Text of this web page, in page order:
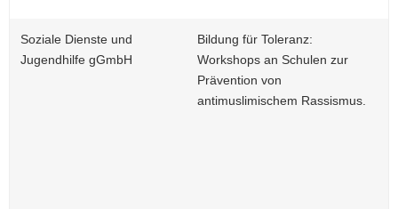
Soziale Dienste und
Jugendhilfe gGmbH
Bildung für Toleranz:
Workshops an Schulen zur
Prävention von
antimuslimischem Rassismus.